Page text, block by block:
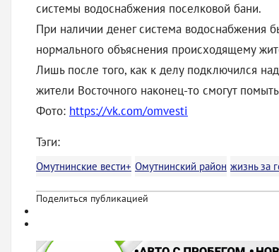
системы водоснабжения поселковой бани.
При наличии денег система водоснабжения
нормального объяснения происходящему
Лишь после того, как к делу подключился
жители Восточного наконец-то смогут
Фото: https://vk.com/omvesti
Тэги:
Омутнинские вести+ Омутнинский район жизнь за
Поделиться публикацией